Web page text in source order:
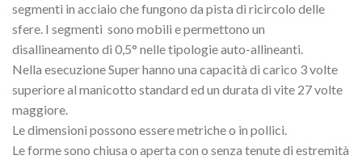
segmenti in acciaio che fungono da pista di ricircolo delle
sfere. I segmenti sono mobili e permettono un
disallineamento di 0,5° nelle tipologie auto-allineanti.
Nella esecuzione Super hanno una capacità di carico 3 volte
superiore al manicotto standard ed un durata di vite 27 volte
maggiore.
Le dimensioni possono essere metriche o in pollici.
Le forme sono chiusa o aperta con o senza tenute di estremità